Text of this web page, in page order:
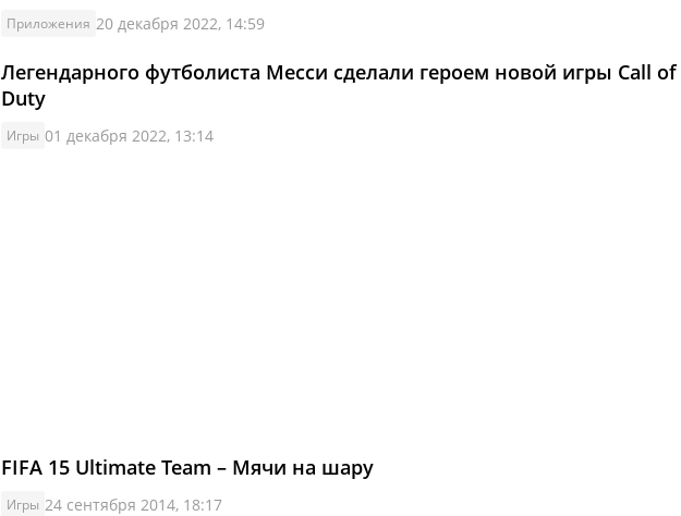
Приложения 20 декабря 2022, 14:59
Легендарного футболиста Месси сделали героем новой игры Call of
Duty
Игры 01 декабря 2022, 13:14
FIFA 15 Ultimate Team – Мячи на шару
Игры 24 сентября 2014, 18:17